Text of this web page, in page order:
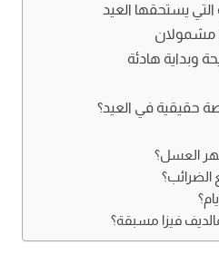
يستحقها العيد
مشمولان
وبداية هادئة
حقيقية في العيد؟